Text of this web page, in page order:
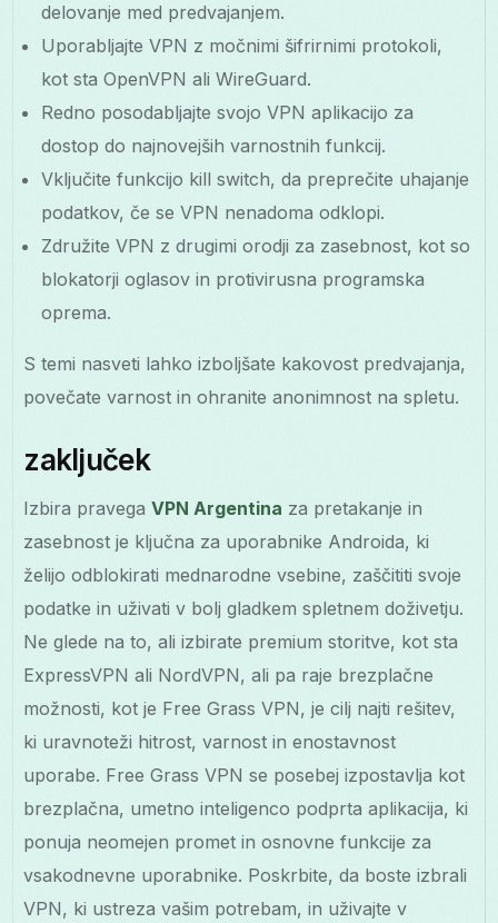
delovanje med predvajanjem.
Uporabljajte VPN z močnimi šifrirnimi protokoli,
kot sta OpenVPN ali WireGuard.
Redno posodabljajte svojo VPN aplikacijo za
dostop do najnovejših varnostnih funkcij.
Vključite funkcijo kill switch, da preprečite uhajanje
podatkov, če se VPN nenadoma odklopi.
Združite VPN z drugimi orodji za zasebnost, kot so
blokatorji oglasov in protivirusna programska
oprema.
S temi nasveti lahko izboljšate kakovost predvajanja,
povečate varnost in ohranite anonimnost na spletu.
zaključek
Izbira pravegaVPN Argentina za pretakanje in
zasebnost je ključna za uporabnike Androida, ki
želijo odblokirati mednarodne vsebine, zaščititi svoje
podatke in uživati v bolj gladkem spletnem doživetju.
Ne glede na to, ali izbirate premium storitve, kot sta
ExpressVPN ali NordVPN, ali pa raje brezplačne
možnosti, kot je Free Grass VPN, je cilj najti rešitev,
ki uravnoteži hitrost, varnost in enostavnost
uporabe. Free Grass VPN se posebej izpostavlja kot
brezplačna, umetno inteligenco podprta aplikacija, ki
ponuja neomejen promet in osnovne funkcije za
vsakodnevne uporabnike. Poskrbite, da boste izbrali
VPN, ki ustreza vašim potrebam, in uživajte v